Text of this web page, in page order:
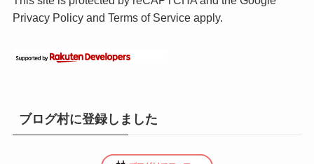
Privacy Policyand Terms of Serviceapply.
ブログ村に登録しました